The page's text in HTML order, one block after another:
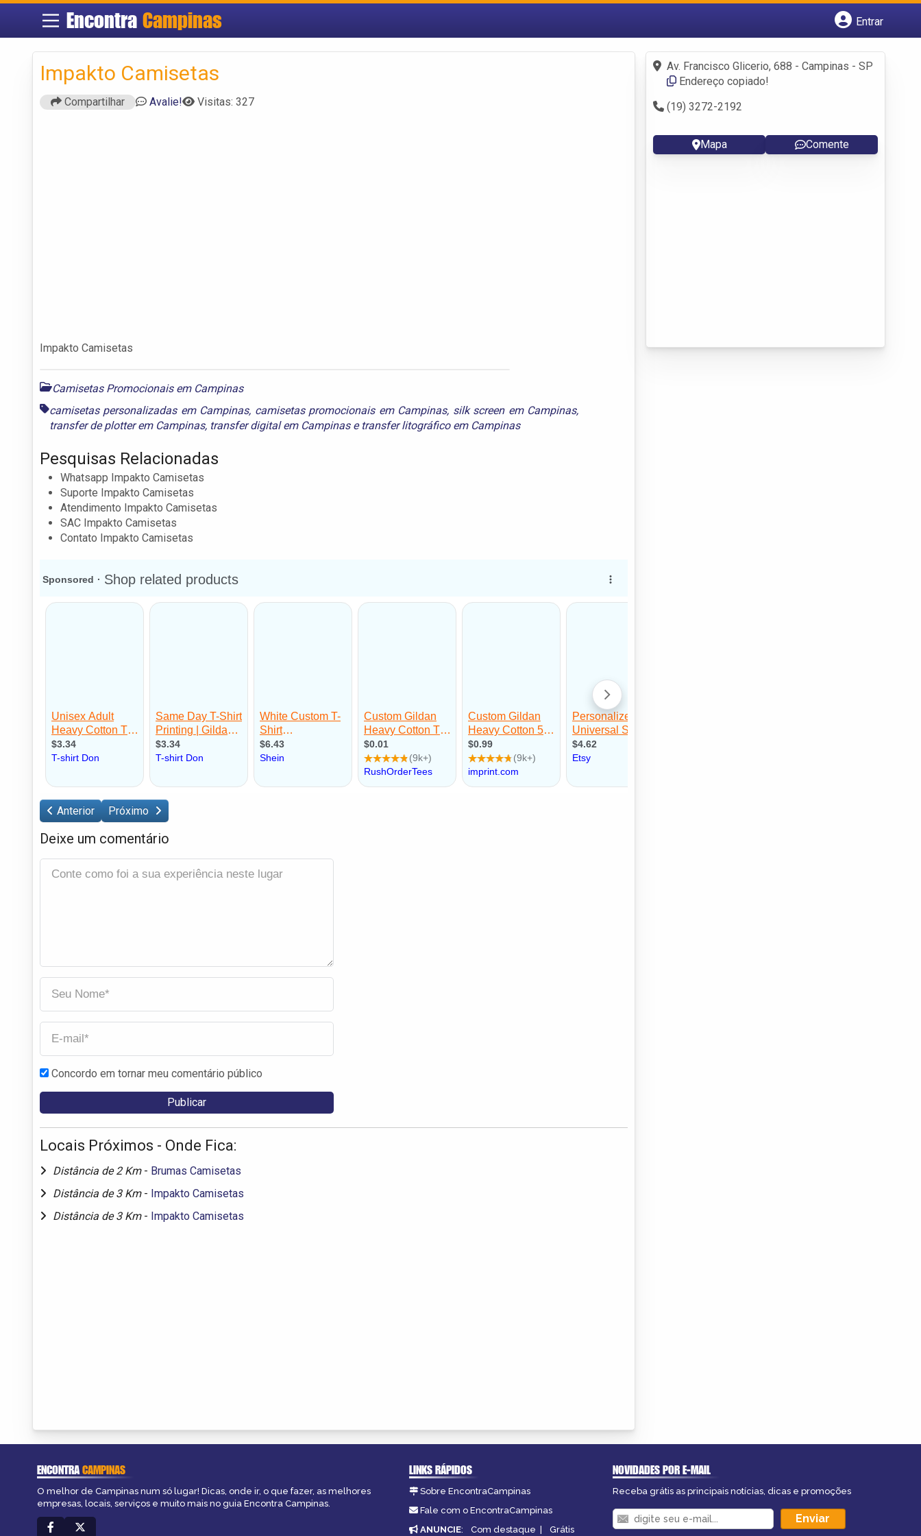
EncontraCampinas
Entrar
Fazer login
Criar conta
Impakto Camisetas
Compartilhar Avalie! Visitas: 327
Impakto Camisetas
Camisetas Promocionais em Campinas
camisetas personalizadas em Campinas, camisetas promocionais em Campinas, silk screen em Campinas,
transfer de plotter em Campinas, transfer digital em Campinase transfer litográfico em Campinas
Pesquisas Relacionadas
Whatsapp Impakto Camisetas
Suporte Impakto Camisetas
Atendimento Impakto Camisetas
SAC Impakto Camisetas
Contato Impakto Camisetas
Anterior Próximo
Deixe um comentário
Concordo em tornar meu comentário público
Locais Próximos - Onde Fica:
Distância de 2 Km - Brumas Camisetas
Distância de 3 Km - Impakto Camisetas
Distância de 3 Km - Impakto Camisetas
Av. Francisco Glicerio, 688 - Campinas - SP
Endereço copiado!
(19) 3272-2192
Mapa Comente
ENCONTRACAMPINAS
O melhor de Campinas num só lugar! Dicas, onde ir, o que fazer, as melhores
empresas, locais, serviços e muito mais no guia Encontra Campinas.
LINKS RÁPIDOS
Sobre EncontraCampinas
Fale com o EncontraCampinas
ANUNCIE: Com destaque | Grátis
NOVIDADES POR E-MAIL
Receba grátis as principais notícias, dicas e promoções